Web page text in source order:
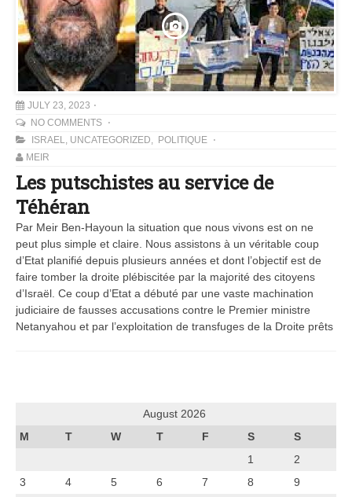
JULY 23, 2023
NO COMMENTS
ISRAEL, UNCATEGORIZED, POLITIQUE
MEIR
Les putschistes au service de
Téhéran
Par Meir Ben-Hayoun la situation que nous vivons est on ne
peut plus simple et claire. Nous assistons à un véritable coup
d’Etat planifié depuis plusieurs années et dont l’objectif est de
faire tomber la droite plébiscitée par la majorité des citoyens
d’Israël. Ce coup d’Etat a débuté par une vaste machination
judiciaire de fausses accusations contre le Premier ministre
Netanyahou et par l’exploitation de transfuges de la Droite prêts
August 2026
M
T W T F S
S
1
2
3
4 5 6 7 8
9